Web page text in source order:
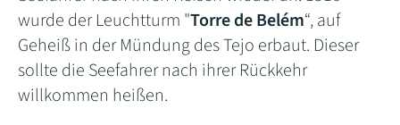
wurde der Leuchtturm "Torre de Belém“, auf
Geheiß in der Mündung des Tejo erbaut. Dieser
sollte die Seefahrer nach ihrer Rückkehr
willkommen heißen.